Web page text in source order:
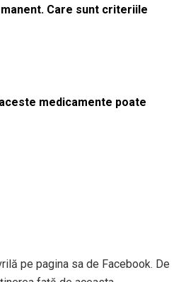
Care sunt criteriile
medicamente poate
pe pagina sa de Facebook. De